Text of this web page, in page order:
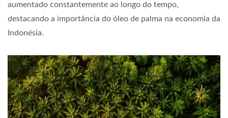
aumentado constantemente ao longo do tempo,
destacando a importância do óleo de palma na economia da
Indonésia.